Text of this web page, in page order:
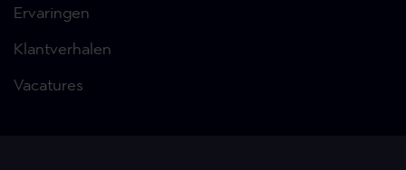
Ervaringen
Klantverhalen
Vacatures